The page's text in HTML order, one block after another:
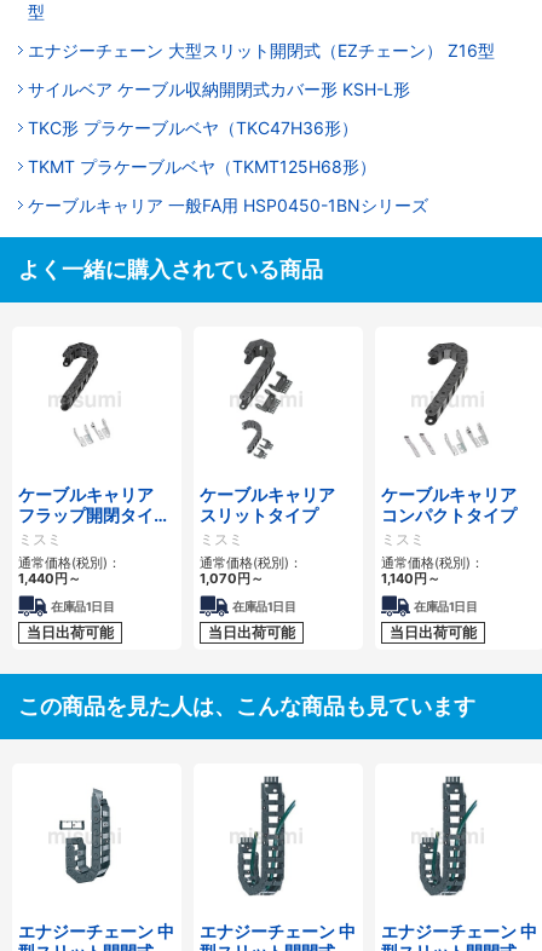
型
エナジーチェーン 大型スリット開閉式（EZチェーン） Z16型
サイルベア ケーブル収納開閉式カバー形 KSH-L形
TKC形 プラケーブルベヤ（TKC47H36形）
TKMT プラケーブルベヤ（TKMT125H68形）
ケーブルキャリア 一般FA用 HSP0450-1BNシリーズ
よく一緒に購入されている商品
ケーブルキャリア
フラップ開閉タイ
プ 本体＋取付金具
ミスミ
通常価格(税別)：
1,440 円 ～
在庫品1日目
当日出荷可能
ケーブルキャリア
スリットタイプ
ミスミ
通常価格(税別)：
1,070 円 ～
在庫品1日目
当日出荷可能
ケーブルキャリア
コンパクトタイプ
ミスミ
通常価格(税別)：
1,140 円 ～
在庫品1日目
当日出荷可能
この商品を見た人は、こんな商品も見ています
エナジーチェーン 中
エナジーチェーン 中
エナジーチェーン 中